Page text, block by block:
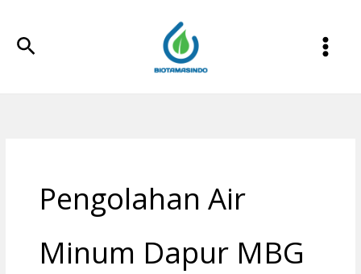
konten
Cari
Pengolahan Air
Minum Dapur MBG